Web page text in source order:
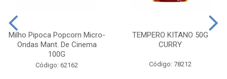
Milho Pipoca Popcorn Micro-
Ondas Mant. De Cinema
100G
Código: 62162
TEMPERO KITANO 50G
CURRY
Código: 78212